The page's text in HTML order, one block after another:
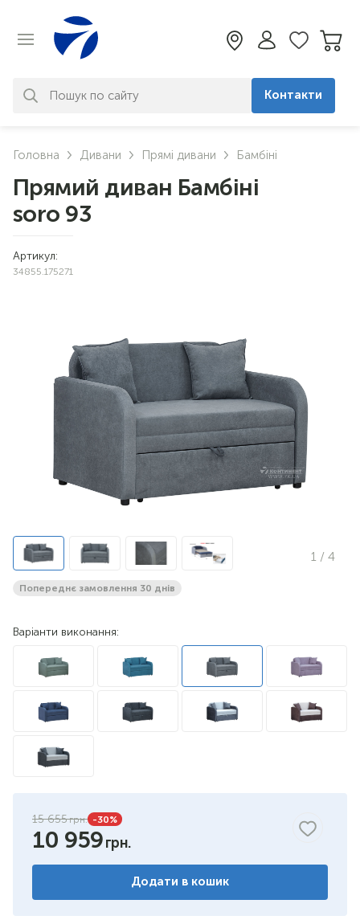
знайдено. Уточніть свій запит
Контакти
Головна Дивани Прямі дивани Бамбіні
Прямий диван Бамбіні
soro 93
Артикул:
34855.175271
1 / 4
Попереднє замовлення 30 днів
Варіанти виконання:
15 655 -30%
10 959
Додати в кошик